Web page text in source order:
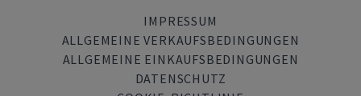
IMPRESSUM
ALLGEMEINE VERKAUFSBEDINGUNGEN
ALLGEMEINE EINKAUFSBEDINGUNGEN
DATENSCHUTZ